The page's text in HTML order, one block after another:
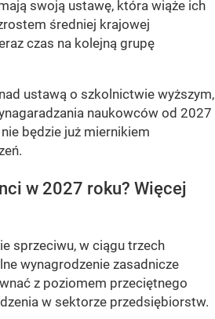
swoją ustawę, która wiąże ich
średniej krajowej
czas na kolejną grupę
ustawą o szkolnictwie wyższym,
naukowców od 2027
będzie już miernikiem
w 2027 roku? Więcej
sprzeciwu, w ciągu trzech
wynagrodzenie zasadnicze
z poziomem przeciętnego
w sektorze przedsiębiorstw.